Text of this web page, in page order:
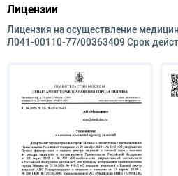
Лицензии
Лицензия на осуществление
Л041-00110-77/00363409 Срок